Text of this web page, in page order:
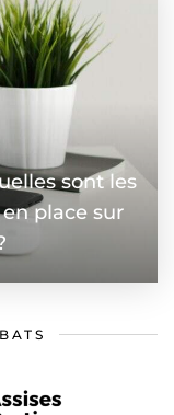
sont les
place sur